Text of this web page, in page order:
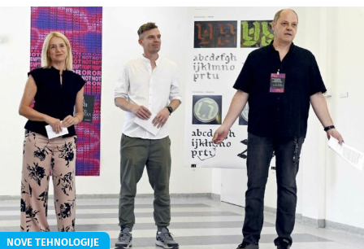
NOVE TEHNOLOGIJE